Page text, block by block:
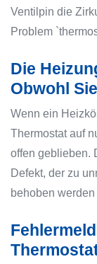
Ventilpin die
Problem
Die
Obwohl
Wenn ein
Thermostat auf
offen geblieben.
Defekt, der zu
behoben werden